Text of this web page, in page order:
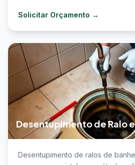
Solicitar Orçamento →
Desentupimento de Ralo
Itaim Paulista →
Desentupimento de ralos de